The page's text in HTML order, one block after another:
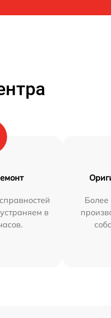
в
Более